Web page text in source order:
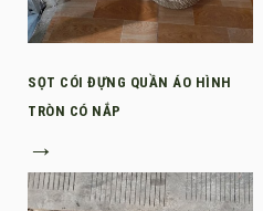
SỌT CÓI ĐỰNG QUẦN ÁO HÌNH
TRÒN CÓ NẮP
→